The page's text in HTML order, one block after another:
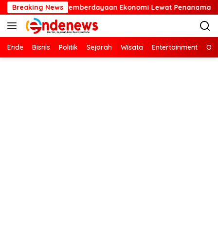
Langsung
ke
konten
Breaking News
Ekonomi Lewat Penanaman Bibit Kopi Kartini
Ende Bisnis Politik Sejarah Wisata Entertainment